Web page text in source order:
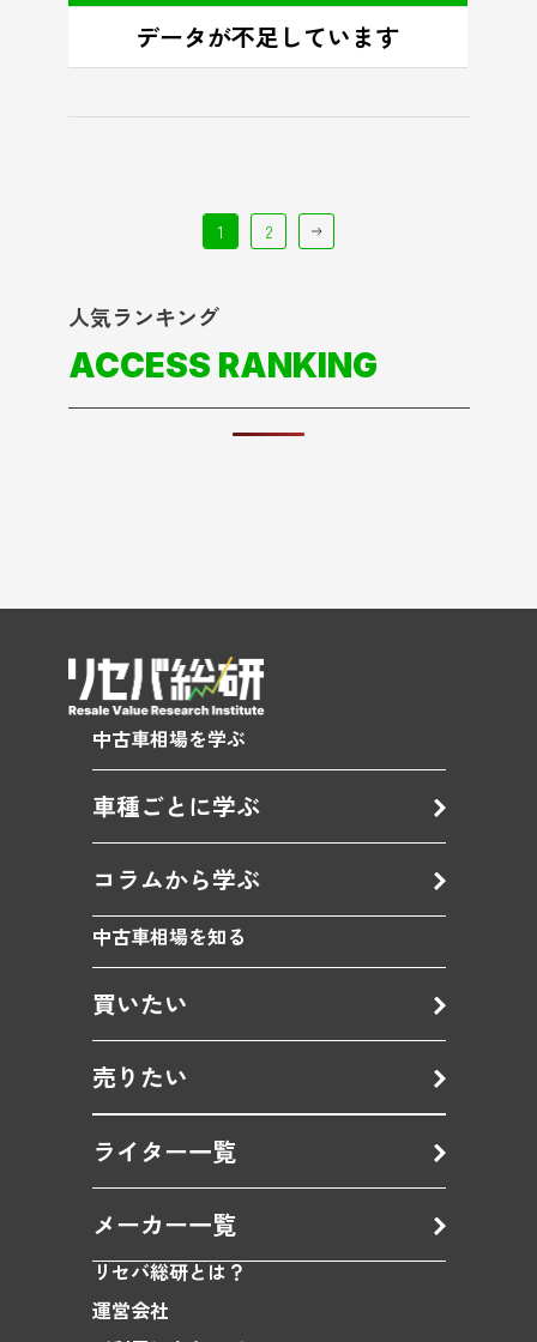
1 2
人気ランキング
ACCESS RANKING
中古車相場を学ぶ
車種ごとに学ぶ
コラムから学ぶ
中古車相場を知る
買いたい
売りたい
ライター一覧
メーカー一覧
リセバ総研とは？
運営会社